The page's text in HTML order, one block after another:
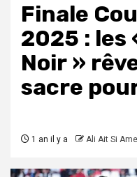
Finale
2025 : les
Noir »
sacre
1 an il y a Ali Ait Si